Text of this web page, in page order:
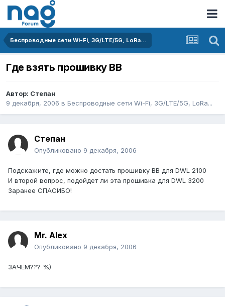
Беспроводные сети Wi-Fi, 3G/LTE/5G, LoRa...
Где взять прошивку BB
Автор: Степан
9 декабря, 2006 в Беспроводные сети Wi-Fi, 3G/LTE/5G, LoRa...
Степан
Опубликовано 9 декабря, 2006
Подскажите, где можно достать прошивку BB для DWL 2100
И второй вопрос, подойдет ли эта прошивка для DWL 3200
Заранее СПАСИБО!
Mr. Alex
Опубликовано 9 декабря, 2006
ЗАЧЕМ??? %)